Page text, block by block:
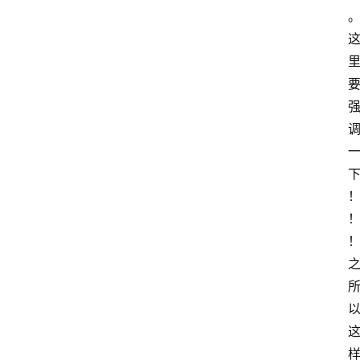
。
这
里
要
强
调
一
下
！
！
！
之
所
以
这
样